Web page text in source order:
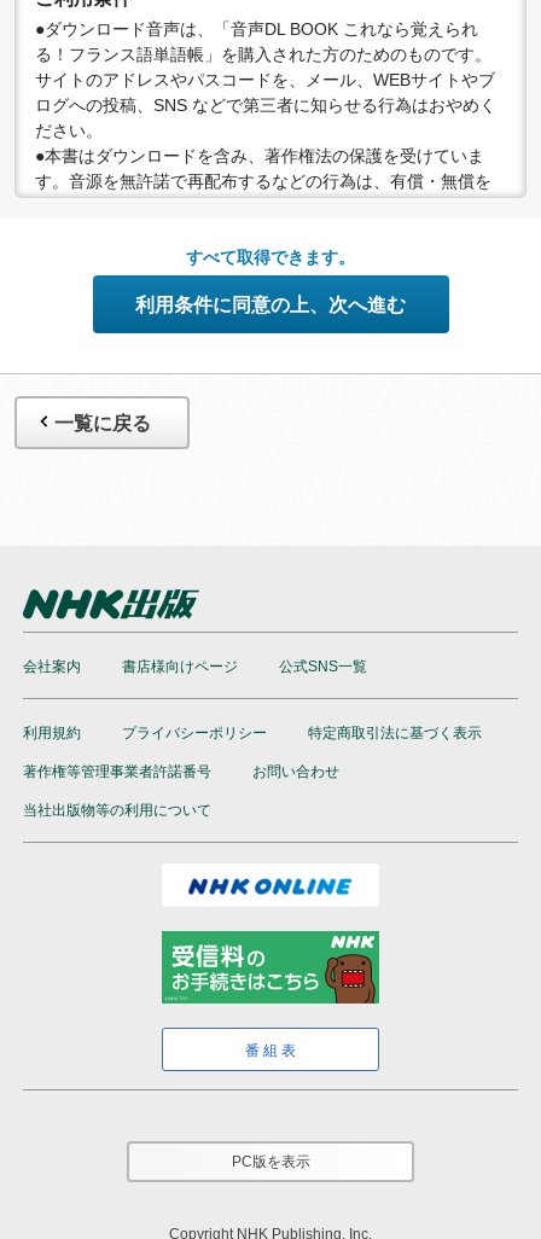
●ダウンロード音声は、「音声DL BOOK これなら覚えられ
る！フランス語単語帳」を購入された方のためのものです。
サイトのアドレスやパスコードを、メール、WEBサイトやブ
ログへの投稿、SNS などで第三者に知らせる行為はおやめく
ださい。
●本書はダウンロードを含み、著作権法の保護を受けていま
す。音源を無許諾で再配布するなどの行為は、有償・無償を
●配信の方法やコンテンツの中身については、事前の告知なく
変更する場合がありますので、あらかじめご了承ください。
すべて取得できます。
利用条件に同意の上、次へ進む
一覧に戻る
会社案内 書店様向けページ 公式SNS一覧
利用規約 プライバシーポリシー 特定商取引法に基づく表示
著作権等管理事業者許諾番号 お問い合わせ
当社出版物等の利用について
番組表
PC版を表示
Copyright NHK Publishing, Inc.